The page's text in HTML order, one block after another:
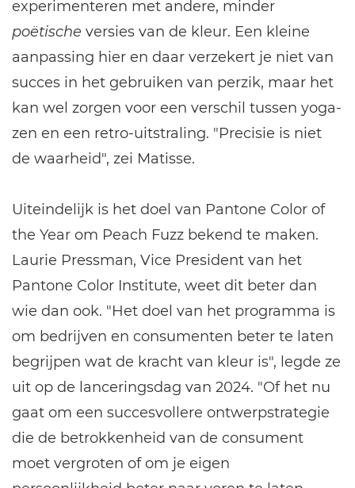
experimenteren met andere, minder
poëtische versies van de kleur. Een kleine
aanpassing hier en daar verzekert je niet van
succes in het gebruiken van perzik, maar het
kan wel zorgen voor een verschil tussen yoga-
zen en een retro-uitstraling. "Precisie is niet
de waarheid", zei Matisse.
Uiteindelijk is het doel van Pantone Color of
the Year om Peach Fuzz bekend te maken.
Laurie Pressman, Vice President van het
Pantone Color Institute, weet dit beter dan
wie dan ook. "Het doel van het programma is
om bedrijven en consumenten beter te laten
begrijpen wat de kracht van kleur is", legde ze
uit op de lanceringsdag van 2024. "Of het nu
gaat om een succesvollere ontwerpstrategie
die de betrokkenheid van de consument
moet vergroten of om je eigen